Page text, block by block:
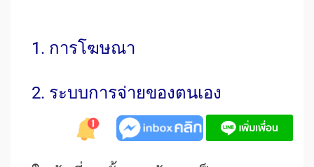
1. การโฆษณา
2. ระบบการจ่ายของตนเอง